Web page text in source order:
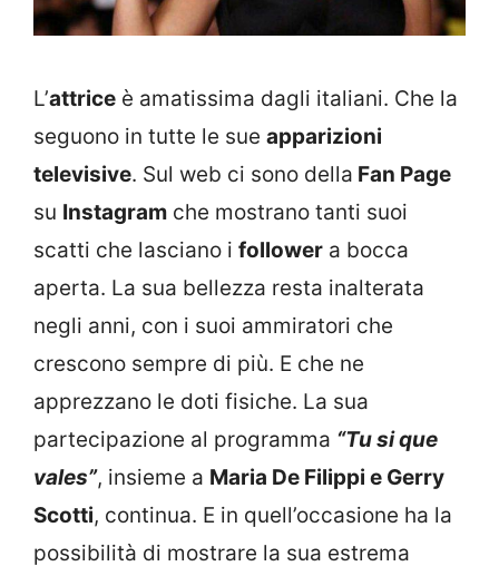
L’attrice è amatissima dagli italiani. Che la
seguono in tutte le sue apparizioni
televisive. Sul web ci sono della Fan Page
su Instagram che mostrano tanti suoi
scatti che lasciano i follower a bocca
aperta. La sua bellezza resta inalterata
negli anni, con i suoi ammiratori che
crescono sempre di più. E che ne
apprezzano le doti fisiche. La sua
partecipazione al programma “Tu si que
vales”, insieme a Maria De Filippi e Gerry
Scotti, continua. E in quell’occasione ha la
possibilità di mostrare la sua estrema